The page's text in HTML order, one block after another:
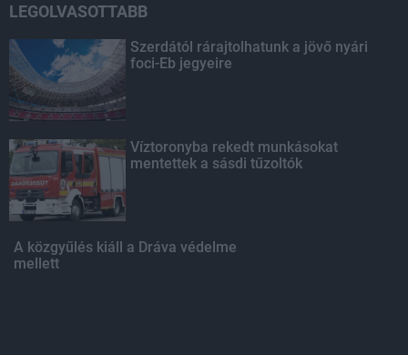
LEGOLVASOTTABB
Szerdától rárajtolhatunk a jövő nyári
foci-Eb jegyeire
Víztoronyba rekedt munkásokat
mentettek a sásdi tűzoltók
A közgyűlés kiáll a Dráva védelme
mellett